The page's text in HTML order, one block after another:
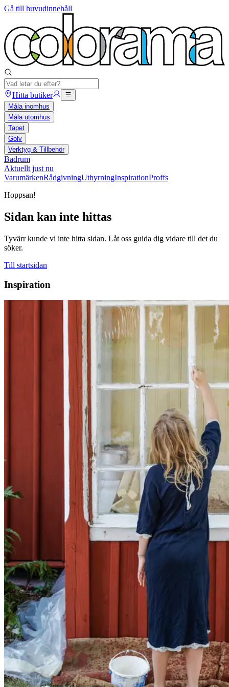
Gå till huvudinnehåll
Hitta butiker
Måla inomhus
Måla utomhus
Tapet
Golv
Verktyg & Tillbehör
Badrum
Aktuellt just nu
VarumärkenRådgivningUthyrningInspirationProffs
Hoppsan!
Sidan kan inte hittas
Tyvärr kunde vi inte hitta sidan. Låt oss guida dig vidare till det du
söker.
Till startsidan
Inspiration